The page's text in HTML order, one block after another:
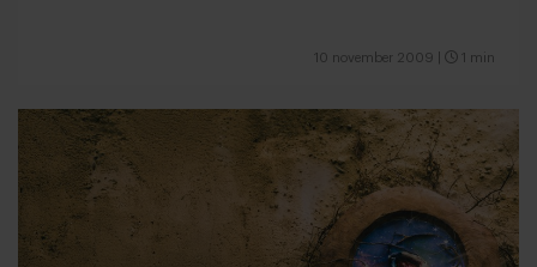
10 november 2009 1 min